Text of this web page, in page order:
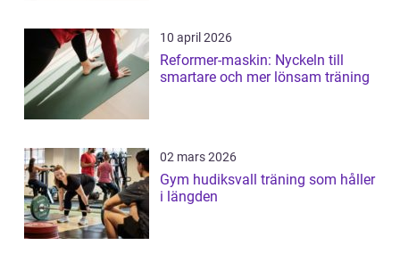
10 april 2026
Reformer-maskin: Nyckeln till
smartare och mer lönsam träning
02 mars 2026
Gym hudiksvall träning som håller
i längden